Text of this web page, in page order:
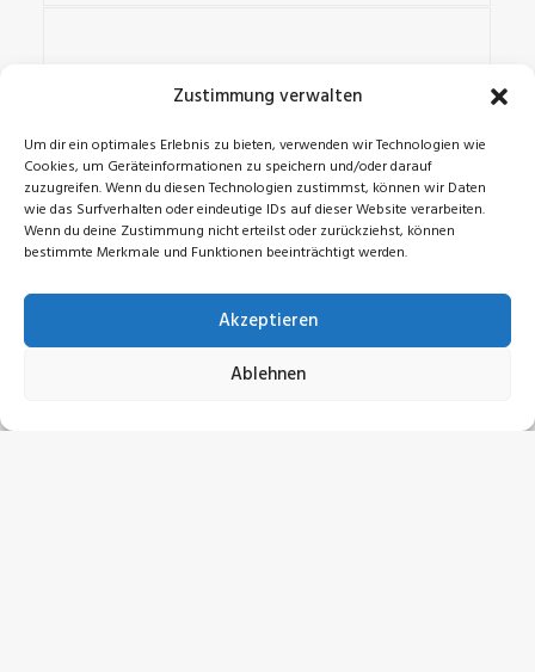
Zustimmung verwalten
Um dir ein optimales Erlebnis zu bieten, verwenden wir Technologien wie
Cookies, um Geräteinformationen zu speichern und/oder darauf
zuzugreifen. Wenn du diesen Technologien zustimmst, können wir Daten
wie das Surfverhalten oder eindeutige IDs auf dieser Website verarbeiten.
Wenn du deine Zustimmung nicht erteilst oder zurückziehst, können
bestimmte Merkmale und Funktionen beeinträchtigt werden.
Akzeptieren
Ablehnen